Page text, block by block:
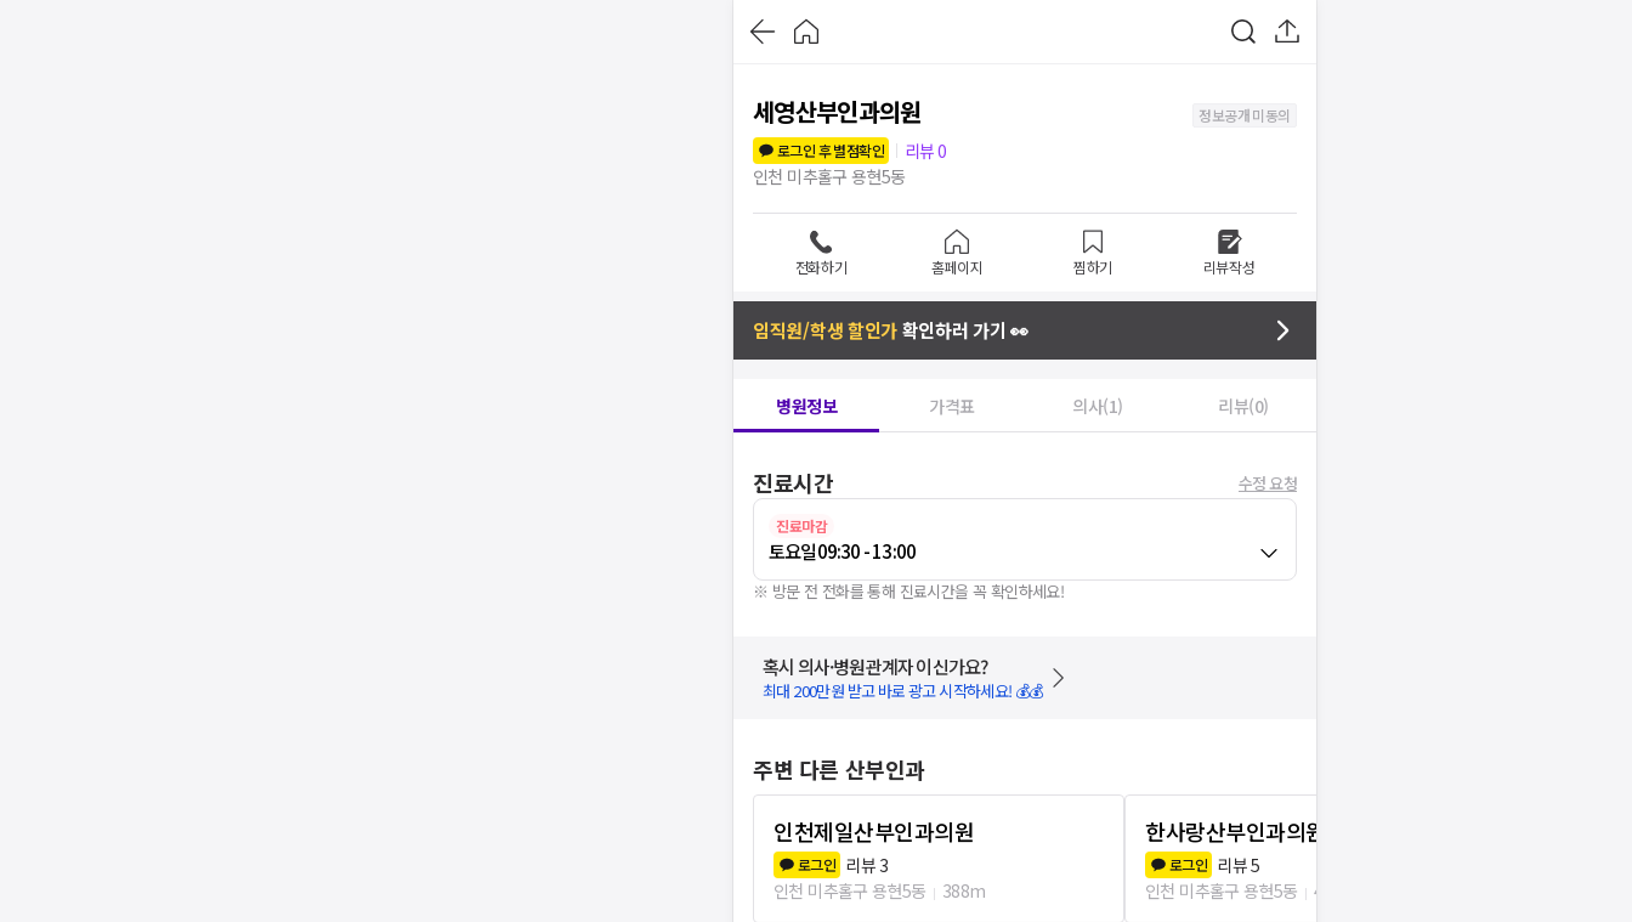
세영산부인과의원
정보공개 미동의
로그인 후 별점확인
리뷰0
인천 미추홀구 용현5동
전화하기 홈페이지 찜하기 리뷰작성
임직원/학생 할인가확인하러 가기 👀
병원정보 가격표 의사(1) 리뷰(0)
진료시간 수정 요청
진료마감
토요일09:30 - 13:00
※ 방문 전 전화를 통해 진료시간을 꼭 확인하세요!
혹시 의사·병원관계자 이신가요?
최대 200만원 받고 바로 광고 시작하세요! 💰💰
주변 다른 산부인과
인천제일산부인과의원
로그인 리뷰 3
인천 미추홀구 용현5동
388m
한사랑산부인과의원
로그인 리뷰5
인천 미추홀구 용현5동
456m